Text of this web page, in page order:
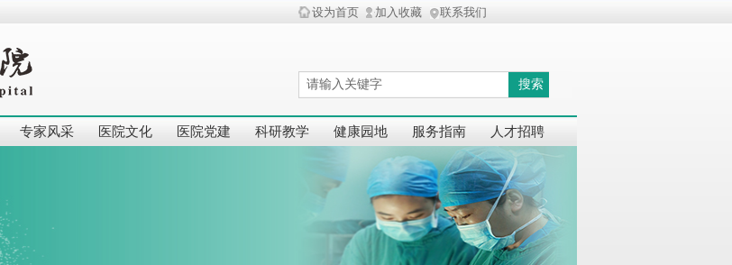
设为首页 加入收藏 联系我们
搜索
专家风采 医院文化 医院党建 科研教学 健康园地 服务指南 人才招聘